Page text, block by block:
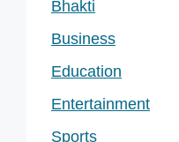
Bhakti
Business
Education
Entertainment
Sports